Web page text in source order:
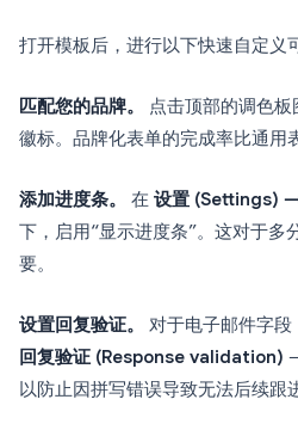
打开模板后，进行以下快速自定义
匹配您的品牌。
点击顶部的调色
徽标。品牌化表单的完成率比通用
添加进度条。 在 设置 (Settings)
下，启用“显示进度条”。这对于多
要。
设置回复验证。
对于电子邮件字
回复验证 (Response validation)
以防止因拼写错误导致无法后续跟